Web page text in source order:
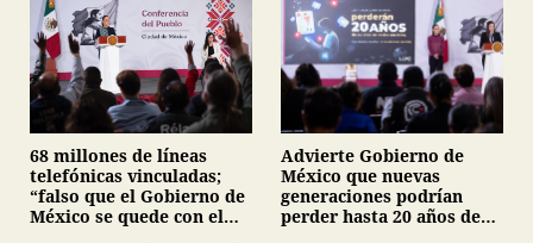
68 millones de líneas
telefónicas vinculadas;
“falso que el Gobierno de
México se quede con el
Advierte Gobierno de
México que nuevas
generaciones podrían
perder hasta 20 años de